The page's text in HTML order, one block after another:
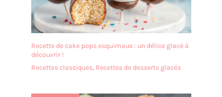
cérémonie sur la table à
manger Nettoyage Facile:
La surface en céramique
rapidement après usage,
cuit à la vapeur pratique
service et l’entretien
Recette de cake pops esquimaux : un délice glacé à
découvrir !
Recettes classiques, Recettes de desserts glacés